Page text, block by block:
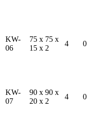
KW-
06
75 x 75 x
15 x 2
4 0
KW-
07
90 x 90 x
20 x 2
4 0